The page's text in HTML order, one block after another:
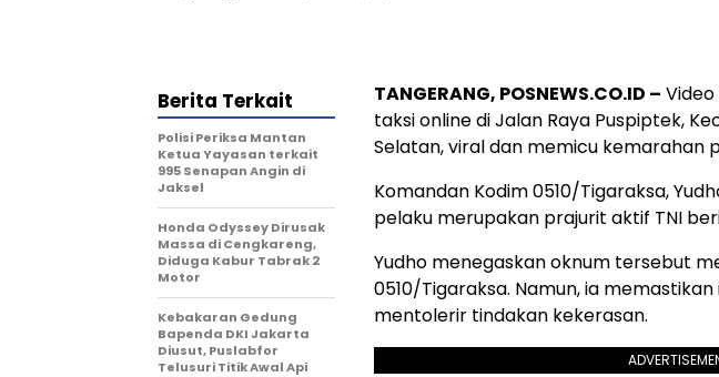
TANGERANG, POSNEWS.CO.ID –
taksi online di Jalan Raya Puspiptek,
Selatan, viral dan memicu kemarahan
Komandan Kodim 0510/Tigaraksa,
pelaku merupakan prajurit aktif TNI
Yudho menegaskan oknum tersebut
0510/Tigaraksa. Namun, ia
mentolerir tindakan kekerasan.
Berita Terkait
Polisi Periksa Mantan
Ketua Yayasan terkait
995 Senapan Angin di
Jaksel
Honda Odyssey Dirusak
Massa di Cengkareng,
Diduga Kabur Tabrak 2
Motor
Kebakaran Gedung
Bapenda DKI Jakarta
Diusut, Puslabfor
Telusuri Titik Awal Api